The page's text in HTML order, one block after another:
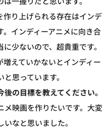
り上げられる存在はインデ
インディーアニメに向き合
少ないので、超貴重です。
えていかないとインディー
思っています。
の目標を教えてください。
メ映画を作りたいです。大変
なと思いました。